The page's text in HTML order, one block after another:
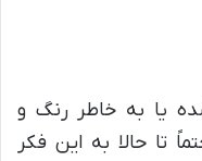
یا به خاطر رنگ و
تا حالا به این فکر